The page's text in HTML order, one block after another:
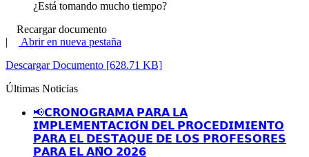
¿Está tomando mucho tiempo?
Recargar documento
|
Abrir en nueva pestaña
Descargar Documento [628.71 KB]
Últimas Noticias
📢𝗖𝗥𝗢𝗡𝗢𝗚𝗥𝗔𝗠𝗔 𝗣𝗔𝗥𝗔 𝗟𝗔
𝗜𝗠𝗣𝗟𝗘𝗠𝗘𝗡𝗧𝗔𝗖𝗜𝗢́𝗡 𝗗𝗘𝗟 𝗣𝗥𝗢𝗖𝗘𝗗𝗜𝗠𝗜𝗘𝗡𝗧𝗢
𝗣𝗔𝗥𝗔 𝗘𝗟 𝗗𝗘𝗦𝗧𝗔𝗤𝗨𝗘 𝗗𝗘 𝗟𝗢𝗦 𝗣𝗥𝗢𝗙𝗘𝗦𝗢𝗥𝗘𝗦
𝗣𝗔𝗥𝗔 𝗘𝗟 𝗔𝗡̃𝗢 𝟮𝟬𝟮𝟲